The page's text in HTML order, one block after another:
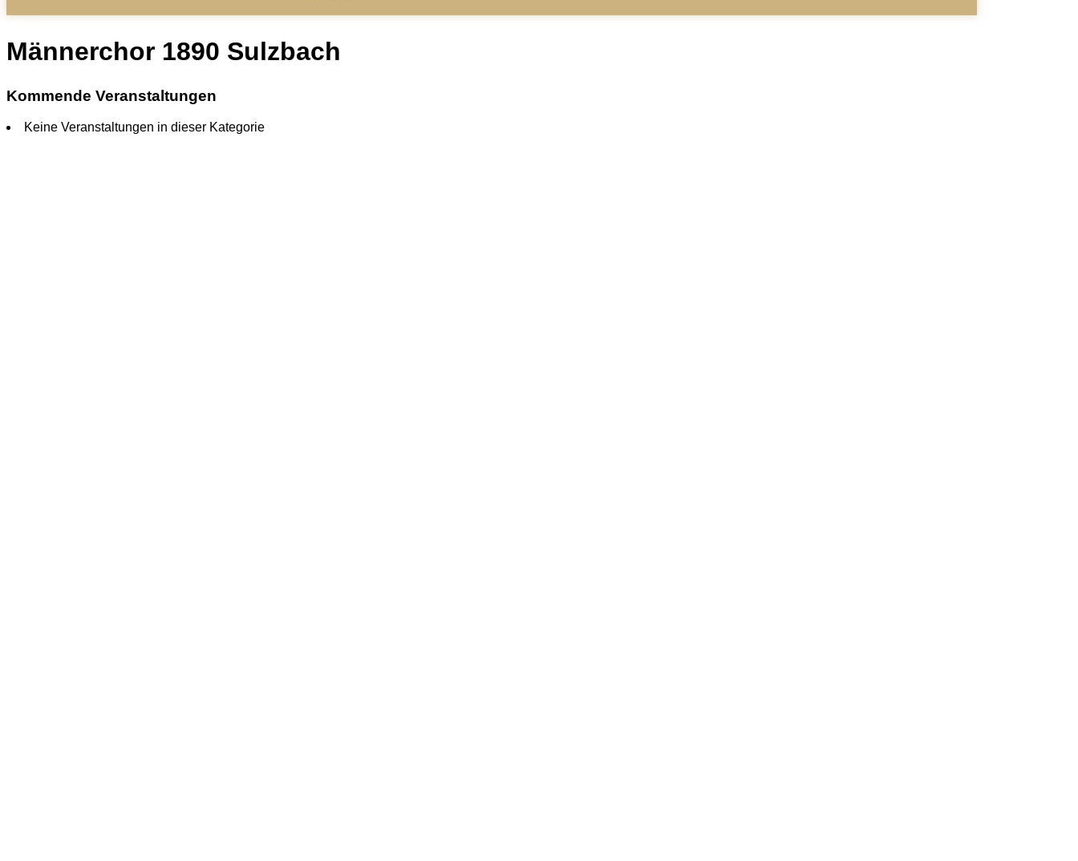
Männerchor 1890 Sulzbach
Kommende Veranstaltungen
Keine Veranstaltungen in dieser Kategorie